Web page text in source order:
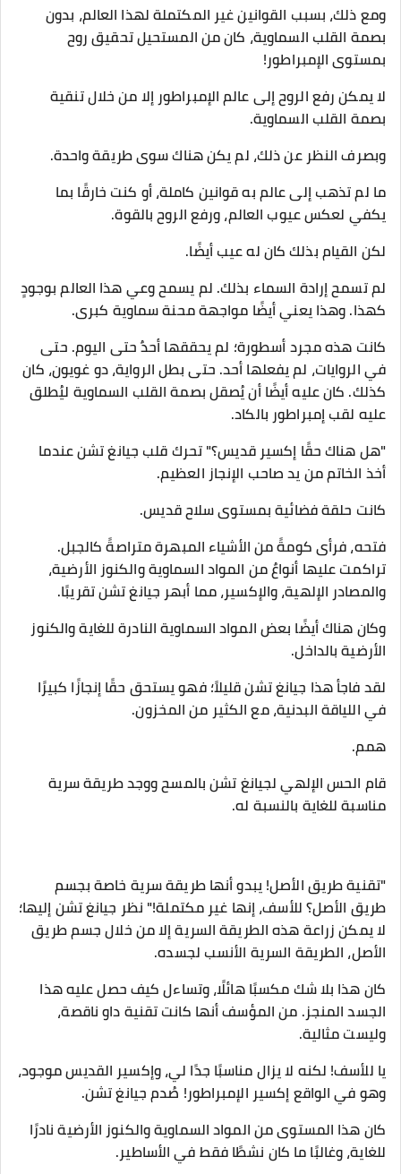
ومع ذلك، بسبب القوانين غير المكتملة لهذا العالم، بدون
بصمة القلب السماوية، كان من المستحيل تحقيق روح
بمستوى الإمبراطور!
لا يمكن رفع الروح إلى عالم الإمبراطور إلا من خلال تنقية
بصمة القلب السماوية.
وبصرف النظر عن ذلك، لم يكن هناك سوى طريقة واحدة.
ما لم تذهب إلى عالم به قوانين كاملة، أو كنت خارقًا بما
يكفي لعكس عيوب العالم، ورفع الروح بالقوة.
لكن القيام بذلك كان له عيب أيضًا.
لم تسمح إرادة السماء بذلك. لم يسمح وعي هذا العالم بوجودٍ
كهذا. وهذا يعني أيضًا مواجهة محنة سماوية كبرى.
كانت هذه مجرد أسطورة؛ لم يحققها أحدٌ حتى اليوم. حتى
في الروايات، لم يفعلها أحد. حتى بطل الرواية، دو غويون، كان
كذلك. كان عليه أيضًا أن يُصقل بصمة القلب السماوية ليُطلق
عليه لقب إمبراطور بالكاد.
"هل هناك حقًا إكسير قديس؟" تحرك قلب جيانغ تشن عندما
أخذ الخاتم من يد صاحب الإنجاز العظيم.
كانت حلقة فضائية بمستوى سلاح قديس.
فتحه، فرأى كومةً من الأشياء المبهرة متراصةً كالجبل.
تراكمت عليها أنواعٌ من المواد السماوية والكنوز الأرضية،
والمصادر الإلهية، والإكسير، مما أبهر جيانغ تشن تقريبًا.
وكان هناك أيضًا بعض المواد السماوية النادرة للغاية والكنوز
الأرضية بالداخل.
لقد فاجأ هذا جيانغ تشن قليلاً؛ فهو يستحق حقًا إنجازًا كبيرًا
في اللياقة البدنية، مع الكثير من المخزون.
همم.
قام الحس الإلهي لجيانغ تشن بالمسح ووجد طريقة سرية
مناسبة للغاية بالنسبة له.
"تقنية طريق الأصل! يبدو أنها طريقة سرية خاصة بجسم
طريق الأصل؟ للأسف، إنها غير مكتملة!" نظر جيانغ تشن إليها؛
لا يمكن زراعة هذه الطريقة السرية إلا من خلال جسم طريق
الأصل، الطريقة السرية الأنسب لجسده.
كان هذا بلا شك مكسبًا هائلًا، وتساءل كيف حصل عليه هذا
الجسد المنجز. من المؤسف أنها كانت تقنية داو ناقصة،
وليست مثالية.
يا للأسف! لكنه لا يزال مناسبًا جدًا لي، وإكسير القديس موجود،
وهو في الواقع إكسير الإمبراطور! صُدم جيانغ تشن.
كان هذا المستوى من المواد السماوية والكنوز الأرضية نادرًا
للغاية، وغالبًا ما كان نشطًا فقط في الأساطير.